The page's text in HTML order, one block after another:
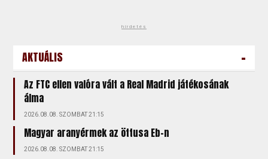
hirdetés
AKTUÁLIS -
Az FTC ellen valóra vált a Real Madrid játékosának
álma
2026.08.08. SZOMBAT 21:15
Magyar aranyérmek az öttusa Eb-n
2026.08.08. SZOMBAT 21:15